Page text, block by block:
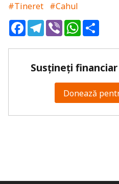
#Tineret #Cahul
FacebookTelegram
ViberWhatsApp
Susțineți
Donează